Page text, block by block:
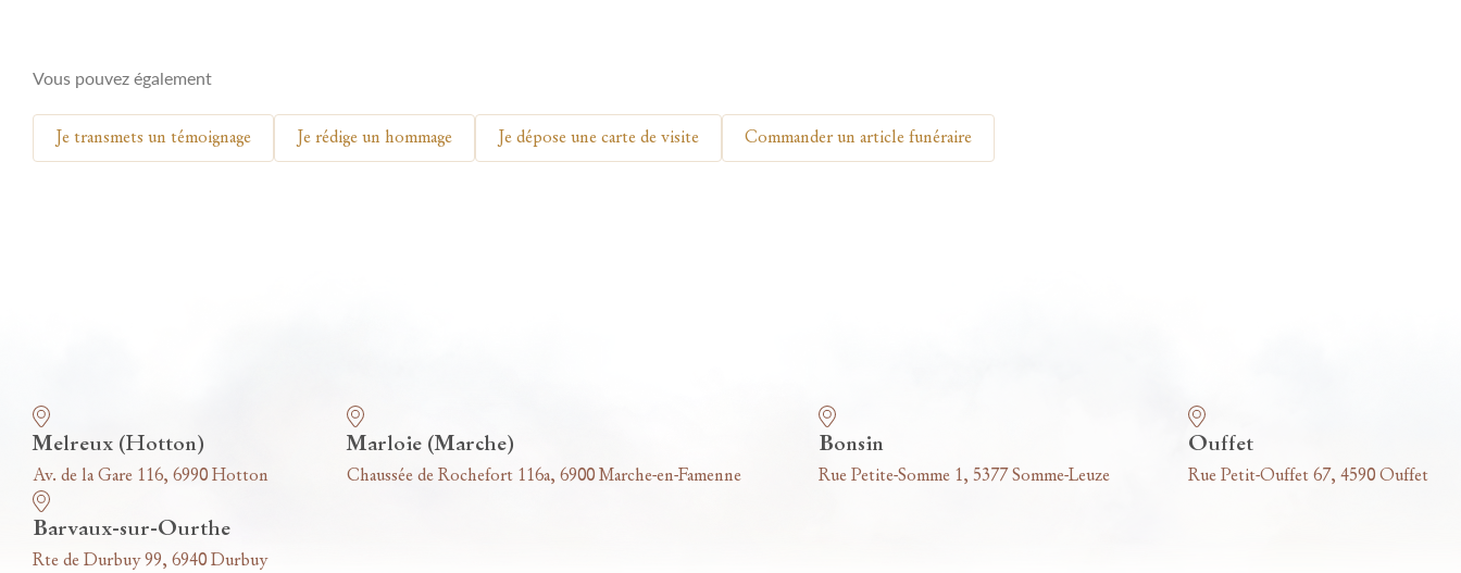
Vous pouvez également
Je transmets un témoignage Je rédige un hommage Je dépose une carte de visite Commander un article funéraire
Melreux (Hotton)
Av. de la Gare 116, 6990 Hotton
Marloie (Marche)
Chaussée de Rochefort 116a, 6900 Marche-en-Famenne
Bonsin
Rue Petite-Somme 1, 5377 Somme-Leuze
Ouffet
Rue Petit-Ouffet 67, 4590 Ouffet
Barvaux-sur-Ourthe
Rte de Durbuy 99, 6940 Durbuy